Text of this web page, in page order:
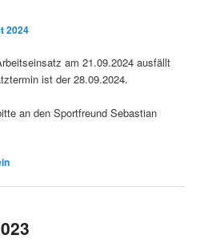
2024
am 21.09.2024 ausfällt
ist der 28.09.2024.
an den Sportfreund Sebastian